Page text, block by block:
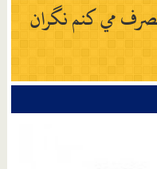
مي كنم نگران